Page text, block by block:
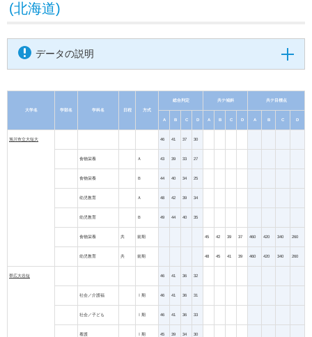
(北海道)
データの説明
大学名 学部名 学科名 日程 方式
総合判定 共テ傾斜 共テ目標点
A B C D A B C D A B C D
旭川市立大短大 46 41 37 30
食物栄養 Ａ 43 39 33 27
食物栄養 Ｂ 44 40 34 25
幼児教育 Ａ 48 42 39 34
幼児教育 Ｂ 49 44 40 35
食物栄養 共 前期 45 42 39 37 460 420 340 260
幼児教育 共 前期 48 45 41 39 460 420 340 260
帯広大谷短 46 41 36 32
社会／介護福 Ⅰ期 46 41 36 31
社会／子ども Ⅰ期 46 41 36 33
看護 Ⅰ期 45 39 34 30